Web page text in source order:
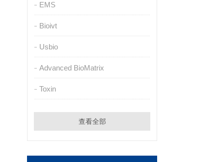
EMS
Bioivt
Usbio
Advanced BioMatrix
Toxin
查看全部